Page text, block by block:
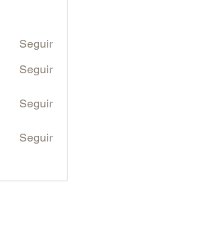
Seguir
Seguir
Seguir
Seguir